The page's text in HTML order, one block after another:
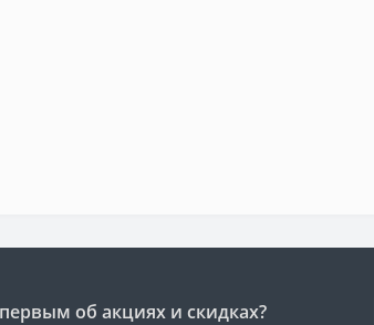
об акциях и скидках?